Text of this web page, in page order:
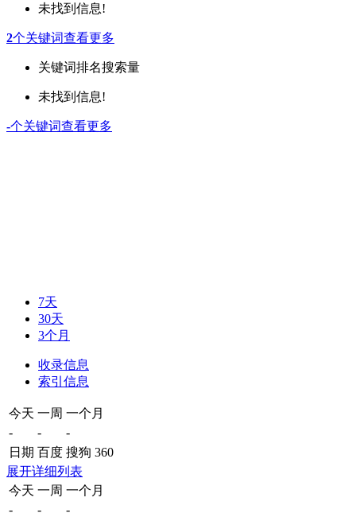
未找到信息!
2个关键词查看更多
关键词排名搜索量
未找到信息!
-个关键词查看更多
7天
30天
3个月
收录信息
索引信息
今天 一周 一个月
-
-
-
日期 百度 搜狗 360
展开详细列表
今天 一周 一个月
-
-
-